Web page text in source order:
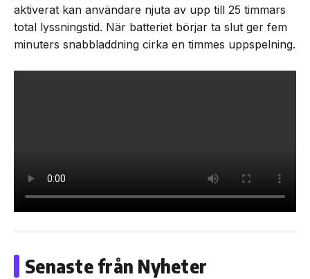
aktiverat kan användare njuta av upp till 25 timmars
total lyssningstid. När batteriet börjar ta slut ger fem
minuters snabbladdning cirka en timmes uppspelning.
Senaste från Nyheter